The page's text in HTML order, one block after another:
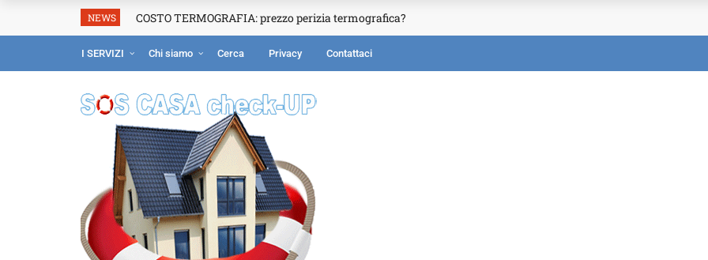
NEWS COSTO TERMOGRAFIA: prezzo perizia termografica?
I SERVIZI Chi siamo Cerca Privacy Contattaci